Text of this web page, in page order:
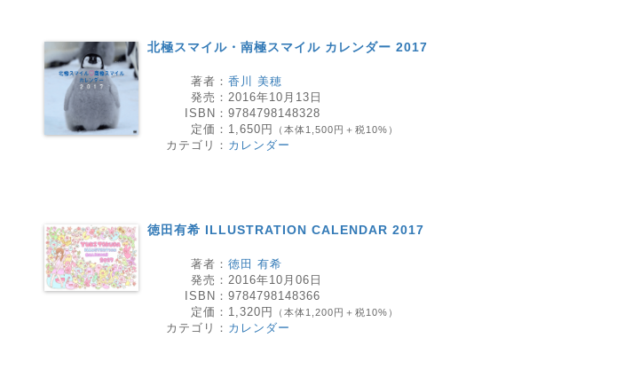
北極スマイル・南極スマイル カレンダー 2017
著者： 香川 美穂
発売： 2016年10月13日
ISBN： 9784798148328
定価： 1,650円 （本体1,500円＋税10%）
カテゴリ： カレンダー
徳田有希 ILLUSTRATION CALENDAR 2017
著者： 徳田 有希
発売： 2016年10月06日
ISBN： 9784798148366
定価： 1,320円 （本体1,200円＋税10%）
カテゴリ： カレンダー